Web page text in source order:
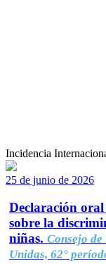
Incidencia
25 de junio de 2026
Declaración
sobre la
niñas. Consejo
Unidas, 62°